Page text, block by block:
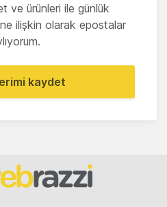
ve ürünleri ile günlük
ilişkin olarak epostalar
kaydet